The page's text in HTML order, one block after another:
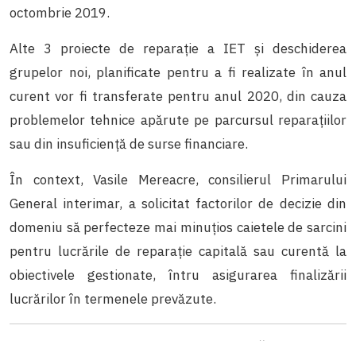
octombrie 2019.
Alte 3 proiecte de reparație a IET și deschiderea
grupelor noi, planificate pentru a fi realizate în anul
curent vor fi transferate pentru anul 2020, din cauza
problemelor tehnice apărute pe parcursul reparațiilor
sau din insuficiență de surse financiare.
În context, Vasile Mereacre, consilierul Primarului
General interimar, a solicitat factorilor de decizie din
domeniu să perfecteze mai minuțios caietele de sarcini
pentru lucrările de reparație capitală sau curentă la
obiectivele gestionate, întru asigurarea finalizării
lucrărilor în termenele prevăzute.